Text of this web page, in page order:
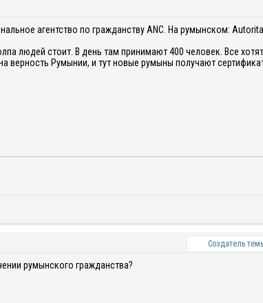
агентство по гражданству ANC. На румынском:
людей стоит. В день там принимают 400 человек. Все
верность Румынии, и тут новые румыны получают
Создатель
румынского гражданства?